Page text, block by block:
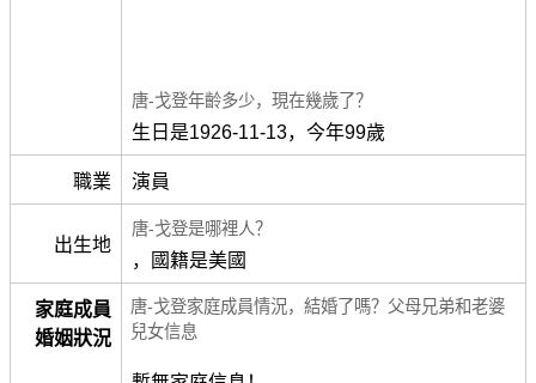
唐-戈登年齡多少，現在幾歲了？
生日是1926-11-13，今年99歲
職業 演員
出生地
唐-戈登是哪裡人？
，國籍是美國
家庭成員
婚姻狀況
唐-戈登家庭成員情況，結婚了嗎？父母兄弟和老婆
兒女信息